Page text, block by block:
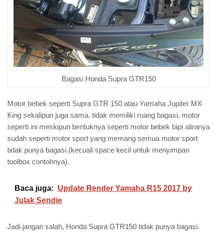
Bagasi Honda Supra GTR150
Motor bebek seperti Supra GTR 150 atau Yamaha Jupiter MX
King sekalipun juga sama, tidak memiliki ruang bagasi, motor
seperti ini meskipun bentuknya seperti motor bebek tapi aliranya
sudah seperti motor sport yang memang semua motor sport
tidak punya bagasi (kecuali space kecil untuk menyimpan
toolbox contohnya).
Baca juga: Update Render Yamaha R15 2017 by
Julak Sendie
Jadi jangan salah, Honda Supra GTR150 tidak punya bagasi.